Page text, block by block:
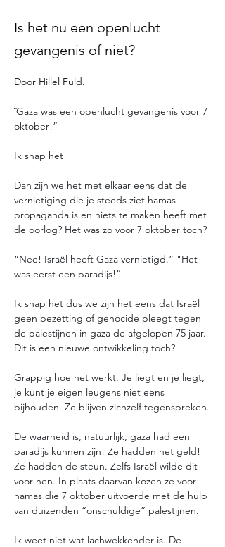
Is het nu een openlucht
gevangenis of niet?
Door Hillel Fuld.
¨Gaza was een openlucht gevangenis voor 7
oktober!”
Ik snap het
Dan zijn we het met elkaar eens dat de
vernietiging die je steeds ziet hamas
propaganda is en niets te maken heeft met
de oorlog? Het was zo voor 7 oktober toch?
“Nee! Israël heeft Gaza vernietigd.” "Het
was eerst een paradijs!”
Ik snap het dus we zijn het eens dat Israël
geen bezetting of genocide pleegt tegen
de palestijnen in gaza de afgelopen 75 jaar.
Dit is een nieuwe ontwikkeling toch?
Grappig hoe het werkt. Je liegt en je liegt,
je kunt je eigen leugens niet eens
bijhouden. Ze blijven zichzelf tegenspreken.
De waarheid is, natuurlijk, gaza had een
paradijs kunnen zijn! Ze hadden het geld!
Ze hadden de steun. Zelfs Israël wilde dit
voor hen. In plaats daarvan kozen ze voor
hamas die 7 oktober uitvoerde met de hulp
van duizenden “onschuldige” palestijnen.
Ik weet niet wat lachwekkender is. De